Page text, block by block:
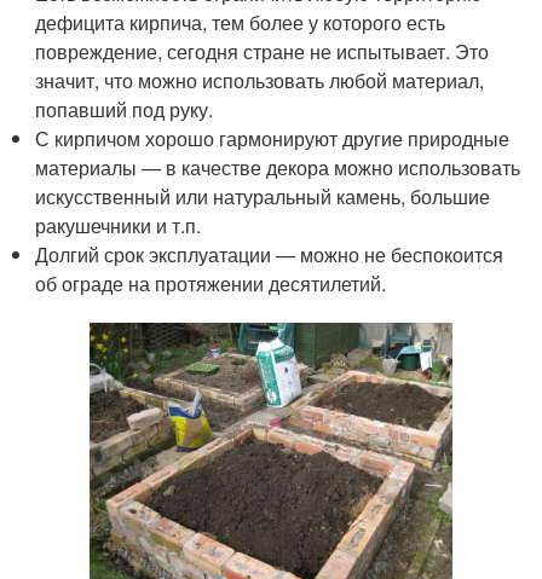
дефицита кирпича, тем более у которого есть
повреждение, сегодня стране не испытывает. Это
значит, что можно использовать любой материал,
попавший под руку.
С кирпичом хорошо гармонируют другие природные
материалы — в качестве декора можно использовать
искусственный или натуральный камень, большие
ракушечники и т.п.
Долгий срок эксплуатации — можно не беспокоится
об ограде на протяжении десятилетий.